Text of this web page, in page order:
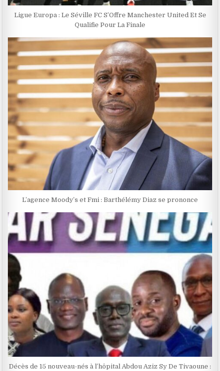
Ligue Europa : Le Séville FC S’Offre Manchester United Et Se
Qualifie Pour La Finale
L’agence Moody’s et Fmi : Barthélémy Diaz se prononce
Décès de 15 nouveau-nés à l’hôpital Abdou Aziz Sy De Tivaoune :